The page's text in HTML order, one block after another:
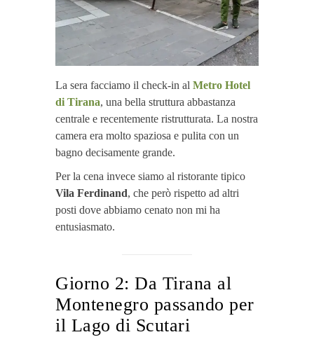
La sera facciamo il check-in al Metro Hotel
di Tirana, una bella struttura abbastanza
centrale e recentemente ristrutturata. La nostra
camera era molto spaziosa e pulita con un
bagno decisamente grande.
Per la cena invece siamo al ristorante tipico
Vila Ferdinand, che però rispetto ad altri
posti dove abbiamo cenato non mi ha
entusiasmato.
Giorno 2: Da Tirana al
Montenegro passando per
il Lago di Scutari